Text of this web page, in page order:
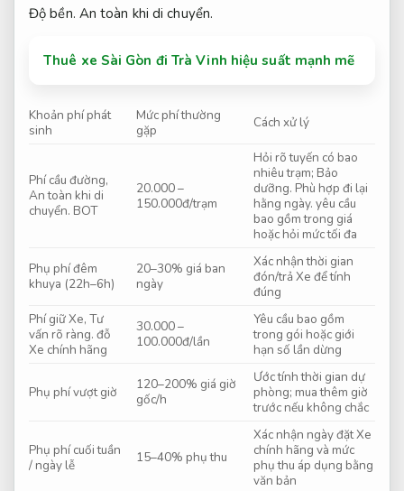
Độ bền. An toàn khi di chuyển.
Thuê xe Sài Gòn đi Trà Vinh hiệu suất mạnh mẽ
Khoản phí phát
sinh
Mức phí thường
gặp
Cách xử lý
Phí cầu đường,
An toàn khi di
chuyển. BOT
20.000 –
150.000đ/trạm
Hỏi rõ tuyến có bao
nhiêu trạm; Bảo
dưỡng. Phù hợp đi lại
hằng ngày. yêu cầu
bao gồm trong giá
hoặc hỏi mức tối đa
Phụ phí đêm
khuya (22h–6h)
20–30% giá ban
ngày
Xác nhận thời gian
đón/trả Xe để tính
đúng
Phí giữ Xe, Tư
vấn rõ ràng. đỗ
Xe chính hãng
30.000 –
100.000đ/lần
Yêu cầu bao gồm
trong gói hoặc giới
hạn số lần dừng
Phụ phí vượt giờ
120–200% giá giờ
gốc/h
Ước tính thời gian dự
phòng; mua thêm giờ
trước nếu không chắc
Phụ phí cuối tuần
/ ngày lễ
15–40% phụ thu
Xác nhận ngày đặt Xe
chính hãng và mức
phụ thu áp dụng bằng
văn bản